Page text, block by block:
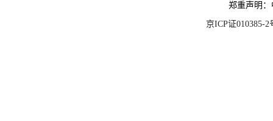
郑重声明
京ICP证010385-2